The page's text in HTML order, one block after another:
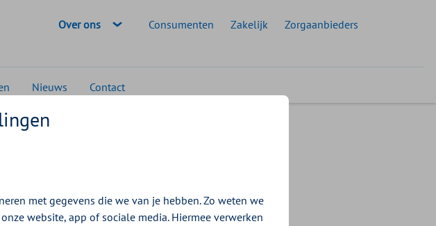
Geselecteerde doelgroep:
Over ons Consumenten Zakelijk Zorgaanbieders
Nieuws Contact
woningen
in
ouderen
met gegevens die we van je hebben. Zo weten we
website, app of sociale media. Hiermee verwerken